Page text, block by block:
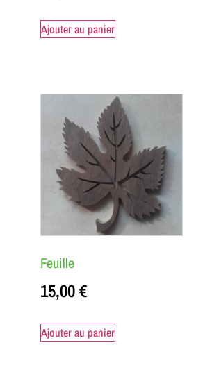
Ajouter au panier
Feuille
15,00€
Ajouter au panier